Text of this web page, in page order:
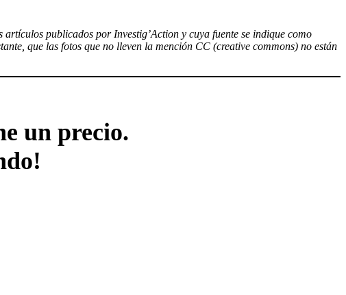
publicados por Investig’Action y cuya fuente se indique como
que las fotos que no lleven la mención CC (creative commons) no están
un precio.